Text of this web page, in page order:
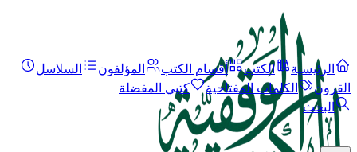
الرئيسية الكتب أقسام الكتب المؤلفون
السلاسل
القرون
الكلمات المفتاحية
كتبي المفضلة
البحث